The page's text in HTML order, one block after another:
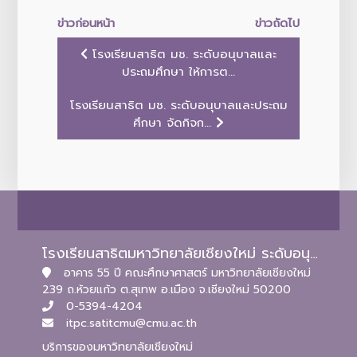
ข่าวก่อนหน้า
ข่าวถัดไป
โรงเรียนสาธิต มช. ระดับอนุบาลและ
ประถมศึกษา ให้การต...
โรงเรียนสาธิต มช. ระดับอนุบาลและประถม
ศึกษา จัดกิจก...
โรงเรียนสาธิตมหาวิทยาลัยเชียงใหม่ ระดับอนุบาลและประถมศึกษา
อาคาร 55 ปี คณะศึกษาศาสตร์ มหาวิทยาลัยเชียงใหม่
239 ถ.ห้วยแก้ว ต.สุเทพ อ.เมือง จ.เชียงใหม่ 50200
0-5394-4204
itpc.satitcmu@cmu.ac.th
บริการของมหาวิทยาลัยเชียงใหม่